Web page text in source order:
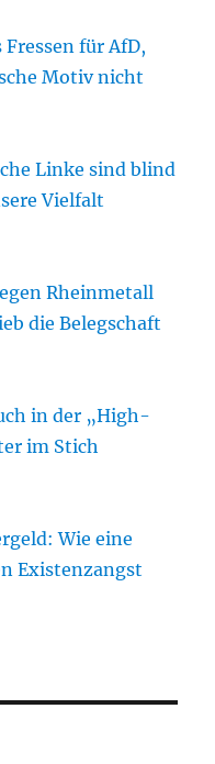
für AfD,
Motiv nicht
Linke sind blind
Vielfalt
Rheinmetall
die Belegschaft
in der „High-
im Stich
Wie eine
Existenzangst